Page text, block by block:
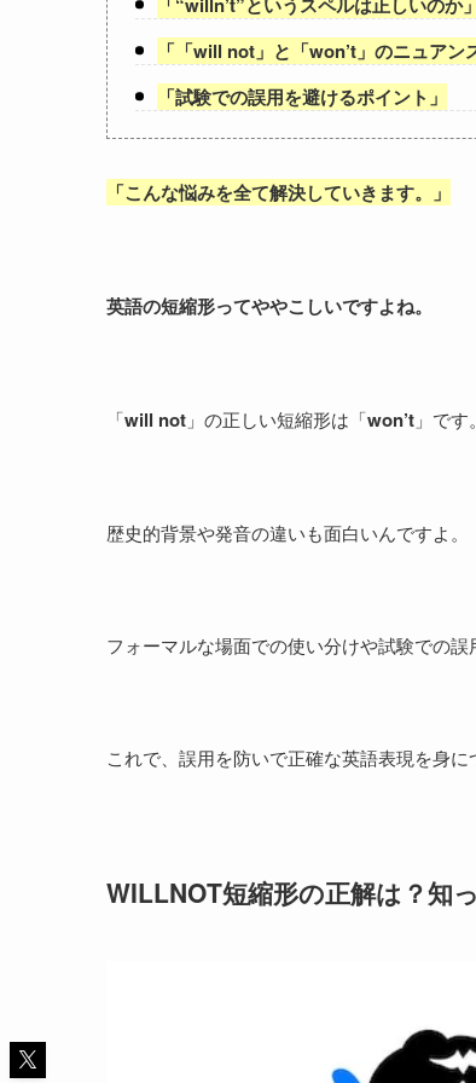
「 「will not 」と「won’t 」のニュアン
「試験での誤用を避けるポイント 」
「こんな悩みを全て解決していきます。 」
英語の短縮形ってややこしいですよね。
「will not 」の正しい短縮形は「won’t 」です。
歴史的背景や発音の違いも面白いんですよ。
フォーマルな場面での使い分けや試験での
これで、誤用を防いで正確な英語表現を身に
WILLNOT短縮形の正解は？知